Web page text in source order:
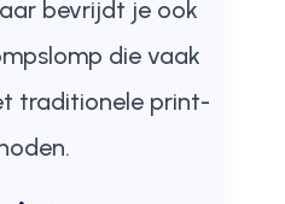
bevrijdt je ook
die vaak
traditionele print-